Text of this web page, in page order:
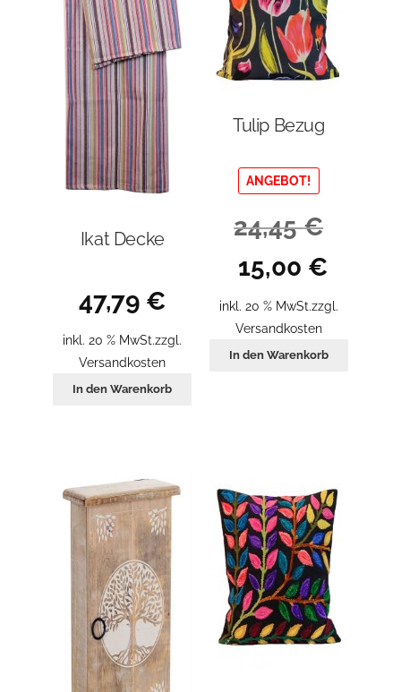
Ikat Decke
47,79 €
inkl. 20 % MwSt.zzgl.
Versandkosten
In den Warenkorb
Tulip Bezug
ANGEBOT!
24,45€
Ursprünglicher
Preis
war:
24,45 €
15,00 €
ist:
inkl. 20 % MwSt.zzgl.
Versandkosten
In den Warenkorb